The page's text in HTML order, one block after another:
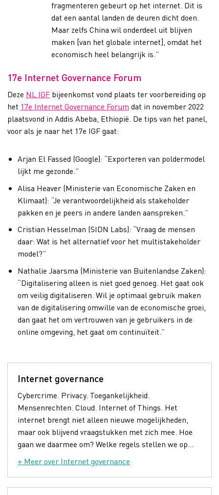
fragmenteren gebeurt op het internet. Dit is
dat een aantal landen de deuren dicht doen.
Maar zelfs China wil onderdeel uit blijven
maken [van het globale internet], omdat het
economisch heel belangrijk is.”
17e Internet Governance Forum
Deze NL IGF bijeenkomst vond plaats ter voorbereiding op
het 17e Internet Governance Forum dat in november 2022
plaatsvond in Addis Abeba, Ethiopië. De tips van het panel,
voor als je naar het 17e IGF gaat:
Arjan El Fassed (Google): “Exporteren van poldermodel
lijkt me gezonde.”
Alisa Heaver (Ministerie van Economische Zaken en
Klimaat): “Je verantwoordelijkheid als stakeholder
pakken en je peers in andere landen aanspreken.”
Cristian Hesselman (SIDN Labs): “Vraag de mensen
daar: Wat is het alternatief voor het multistakeholder
model?”
Nathalie Jaarsma (Ministerie van Buitenlandse Zaken):
“Digitalisering alleen is niet goed genoeg. Het gaat ook
om veilig digitaliseren. Wil je optimaal gebruik maken
van de digitalisering omwille van de economische groei,
dan gaat het om vertrouwen van je gebruikers in de
online omgeving, het gaat om continuïteit.”
Internet governance
Cybercrime. Privacy. Toegankelijkheid.
Mensenrechten. Cloud. Internet of Things. Het
internet brengt niet alleen nieuwe mogelijkheden,
maar ook blijvend vraagstukken met zich mee. Hoe
gaan we daarmee om? Welke regels stellen we op...
+ Meer over Internet governance